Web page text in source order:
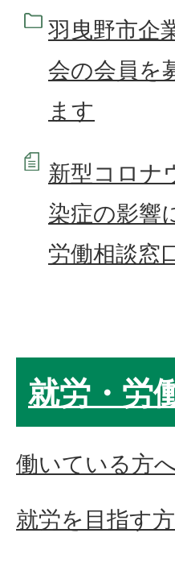
羽曳野市企
会の会員を
ます
新型コロナ
染症の影響
労働相談窓
就労・労
働いている方
就労を目指す